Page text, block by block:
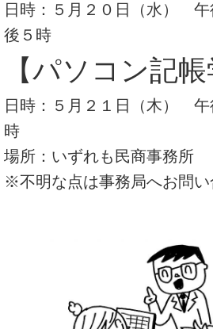
日時：５月２０日（水） 午
後５時
【パソコン記帳
日時：５月２１日（木） 午
時
場所：いずれも民商事務所
※不明な点は事務局へお問い